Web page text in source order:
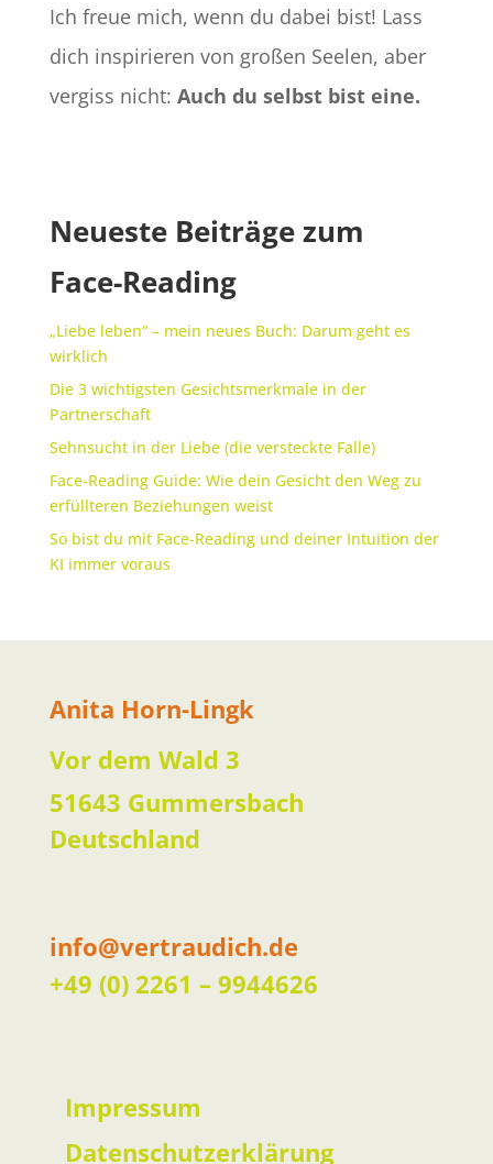
Ich freue mich, wenn du dabei bist! Lass
dich inspirieren von großen Seelen, aber
vergiss nicht: Auch du selbst bist eine.
Neueste Beiträge zum
Face-Reading
„Liebe leben“ – mein neues Buch: Darum geht es
wirklich
Die 3 wichtigsten Gesichtsmerkmale in der
Partnerschaft
Sehnsucht in der Liebe (die versteckte Falle)
Face-Reading Guide: Wie dein Gesicht den Weg zu
erfüllteren Beziehungen weist
So bist du mit Face-Reading und deiner Intuition der
KI immer voraus
Anita Horn-Lingk
Vor dem Wald 3
51643 Gummersbach
Deutschland
info@vertraudich.de
+49 (0) 2261 – 9944626
Impressum
Datenschutzerklärung